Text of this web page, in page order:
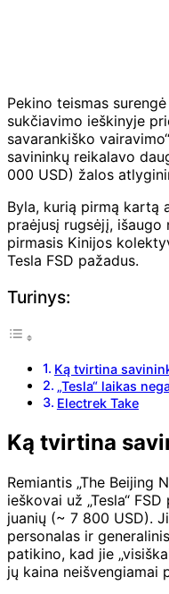
Pekino teismas
sukčiavimo ieškinyje
savarankiško
savininkų reikalavo
000 USD) žalos
Byla, kurią pirmą kartą
praėjusį rugsėjį,
pirmasis Kinijos
Tesla FSD pažadus.
Turinys:
Ką tvirtina
„Tesla“ laikas
Electrek Take
Ką tvirtina
Remiantis „The Beijing
ieškovai už „Tesla“
juanių (~ 7 800 USD).
personalas ir
patikino, kad jie
jų kaina neišvengiamai